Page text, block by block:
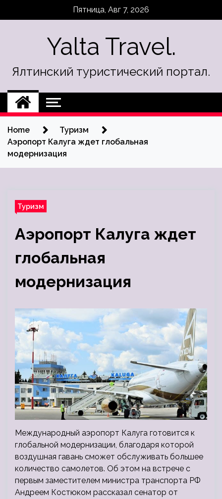
Пятница, Авг 7, 2026
Yalta Travel.
Ялтинский туристический портал.
Home
Туризм
Аэропорт Калуга ждет глобальная
модернизация
Туризм
Аэропорт Калуга ждет
глобальная
модернизация
Международный аэропорт Калуга готовится к
глобальной модернизации, благодаря которой
воздушная гавань сможет обслуживать большее
количество самолетов. Об этом на встрече с
первым заместителем министра транспорта РФ
Андреем Костюком рассказал сенатор от